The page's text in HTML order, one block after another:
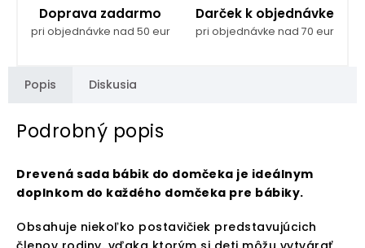
Doprava zadarmo
pri objednávke nad 50 eur
Darček k objednávke
pri objednávke nad 70 eur
Popis Diskusia
Podrobný popis
Drevená sada bábik do domčeka je ideálnym
doplnkom do každého domčeka pre bábiky.
Obsahuje niekoľko postavičiek predstavujúcich